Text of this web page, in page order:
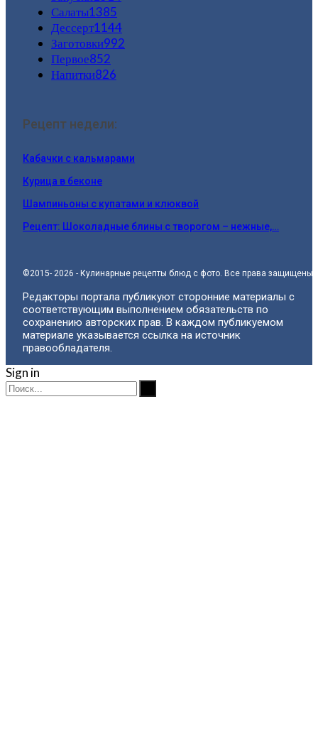
Салаты1385
Дессерт1144
Заготовки992
Первое852
Напитки826
Рецепт недели:
Кабачки с кальмарами
Курица в беконе
Шампиньоны с купатами и клюквой
Рецепт: Шоколадные блины с творогом – нежные,…
©2015- 2026 - Кулинарные рецепты блюд с фото. Все права защищены.
Редакторы портала публикуют сторонние материалы с
соответствующим выполнением обязательств по
сохранению авторских прав. В каждом публикуемом
материале указывается ссылка на источник
правообладателя.
Sign in